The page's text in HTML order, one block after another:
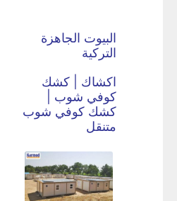
البيوت الجاهزة
التركية
اكشاك | كشك
كوفي شوب |
كشك كوفي شوب
متنقل